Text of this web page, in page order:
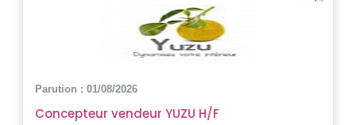
Parution : 01/08/2026
Concepteur vendeur YUZU H/F